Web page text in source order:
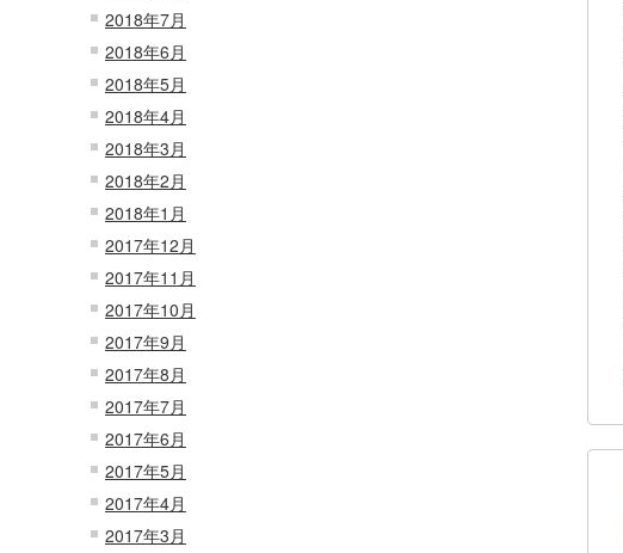
2018年7月
2018年6月
2018年5月
2018年4月
2018年3月
2018年2月
2018年1月
2017年12月
2017年11月
2017年10月
2017年9月
2017年8月
2017年7月
2017年6月
2017年5月
2017年4月
2017年3月